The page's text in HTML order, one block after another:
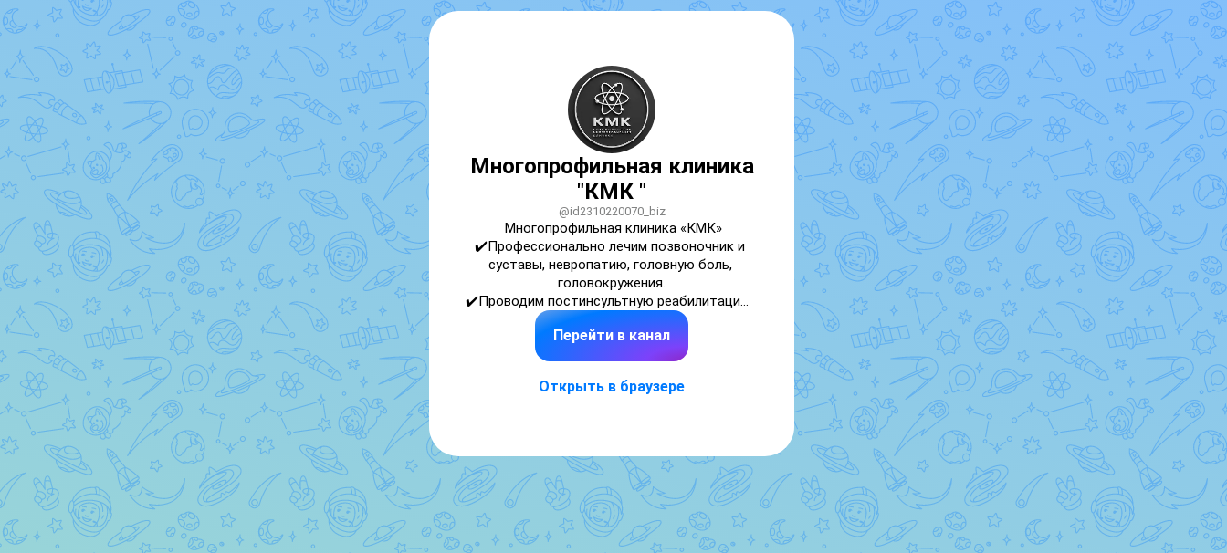
Многопрофильная клиника
"КМК "
@id2310220070_biz
Многопрофильная клиника «КМК»
✔️Профессионально лечим позвоночник и
суставы, невропатию, головную боль,
головокружения.
✔️Проводим постинсультную реабилитацию,
реабилитацию после протезирования и
травм.
✔️Приём ведут высококвалифицированные
Перейти в канал
Открыть в браузере